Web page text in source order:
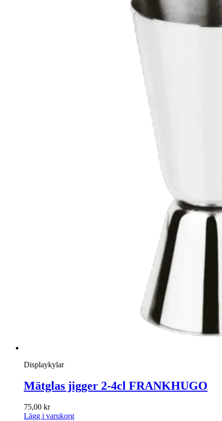
Displaykylar
Mätglas jigger 2-4cl FRANKHUGO
75,00 kr
Lägg i varukorg